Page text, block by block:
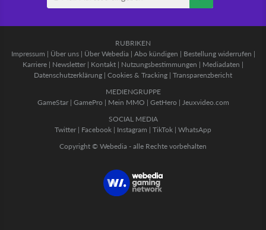
RUBRIKEN
Impressum | Über uns| Über Webedia | Abo kündigen | Bestellung widerrufen |
Karriere | Newsletter | Kontakt | Nutzungsbestimmungen | Mediadaten |
Datenschutzerklärung | Cookies & Tracking | Transparenzbericht
MEDIENGRUPPE
GameStar| GamePro | Mein MMO | GetHero | Jeuxvideo.com
SOCIAL MEDIA
Twitter | Facebook | Instagram | TikTok | WhatsApp
Copyright © Webedia - alle Rechte vorbehalten